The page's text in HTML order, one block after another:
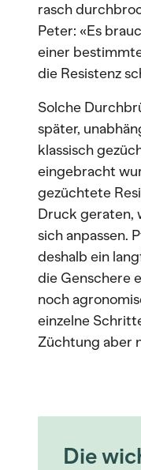
rasch
Peter: «Es
einer
die Resistenz
Solche
später,
klassisch
eingebracht
gezüchtete
Druck geraten,
sich anpassen.
deshalb ein
die Genschere
noch
einzelne
Züchtung aber
Die